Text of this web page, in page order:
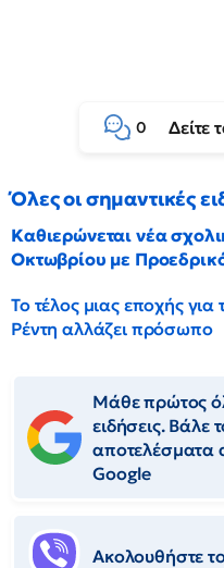
0 Δείτε
Όλες οι σημαντικές
Καθιερώνεται νέα
Οκτωβρίου με
Το τέλος μιας εποχής
Ρέντη αλλάζει πρόσωπο
Μάθε πρώτος
ειδήσεις. Βάλε
αποτελέσματα
Google
Ακολουθήστε